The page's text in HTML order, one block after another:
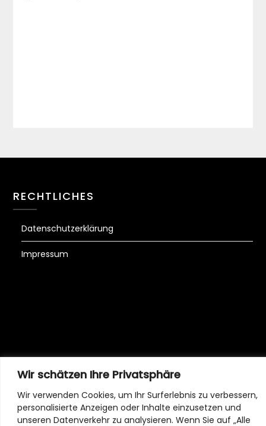
Wir schätzen Ihre Privatsphäre
Wir verwenden Cookies, um Ihr Surferlebnis zu verbessern,
personalisierte Anzeigen oder Inhalte einzusetzen und
unseren Datenverkehr zu analysieren. Wenn Sie auf „Alle
RECHTLICHES
Datenschutzerklärung
Impressum
©2026| Built using WordPress and
Blogily
theme by Superb